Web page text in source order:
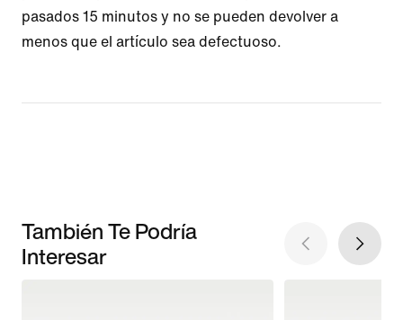
pasados 15 minutos y no se pueden devolver a
menos que el artículo sea defectuoso.
También Te Podría
Interesar